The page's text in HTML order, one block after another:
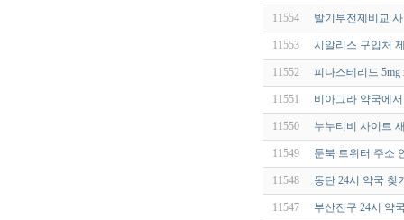
11554 발기부전제비교
11553 시알리스 구입처
11552 피나스테리드
11551 비아그라 약국에
11550 누누티비 사이트
11549 툰북 트위터 주소
11548 동탄 24시 약국
11547 부산진구 24시 약